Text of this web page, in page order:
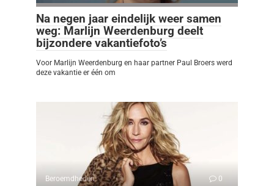
Na negen jaar eindelijk weer samen
weg: Marlijn Weerdenburg deelt
bijzondere vakantiefoto’s
Voor Marlijn Weerdenburg en haar partner Paul Broers werd
deze vakantie er één om
Beroemdheden 0